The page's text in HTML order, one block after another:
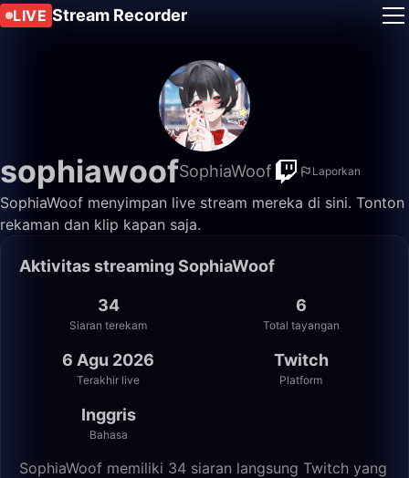
LIVE Stream Recorder
sophiawoofSophiaWoof Laporkan
SophiaWoof menyimpan live stream mereka di sini. Tonton
rekaman dan klip kapan saja.
Aktivitas streaming SophiaWoof
34
Siaran terekam
6
Total tayangan
6 Agu 2026
Terakhir live
Twitch
Platform
Inggris
Bahasa
SophiaWoof memiliki 34 siaran langsung Twitch yang